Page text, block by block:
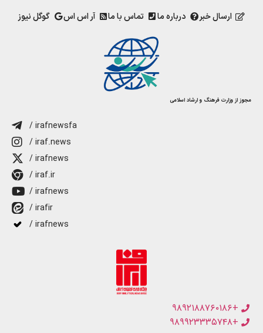
ارسال خبر درباره ما تماس با ما آر اس اس گوگل نیوز
مجوز از وزارت فرهنگ و ارشاد اسلامی
/ irafnewsfa
/ iraf.news
/ irafnews
/ iraf.ir
/ irafnews
/ irafir
/ irafnews
+۹۸۹۲۱۸۸۷۶۰۱۸۶
+۹۸۹۹۲۳۳۳۵۷۴۸